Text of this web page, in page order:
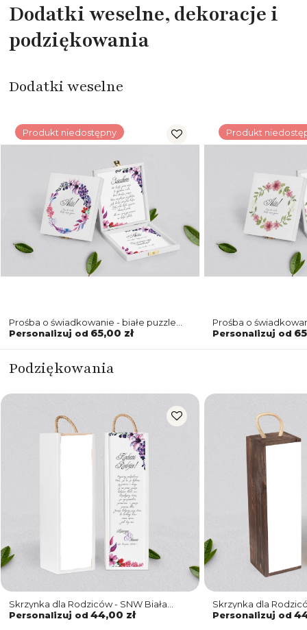
Dodatki weselne, dekoracje i
podziękowania
Dodatki weselne
Produkt niedostępny
Prośba o świadkowanie - białe puzzle
Akwarelowe Wianki Motyw 7
Personalizuj od 65,00 zł
Produkt
Prośba o
Akwarelowe Wianki
Personalizuj od
Podziękowania
Skrzynka dla Rodziców - SNW Biała
Akwarelowe Wianki Motyw 7
Personalizuj od 44,00 zł
Skrzynka dla
Akwarelowe Wianki
Personalizuj od